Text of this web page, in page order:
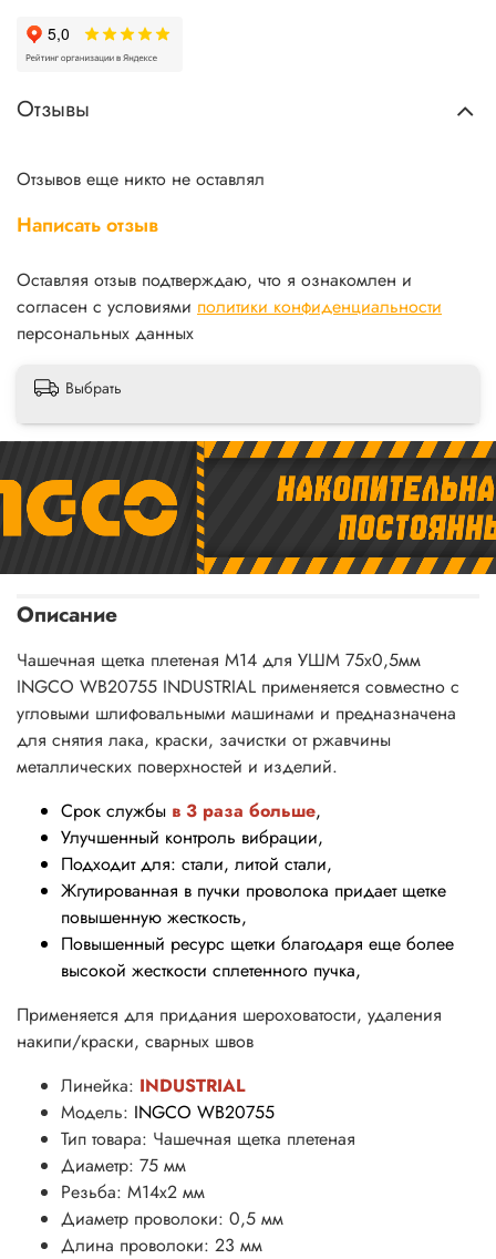
Отзывы
Отзывов еще никто не оставлял
Написать отзыв
Оставляя отзыв подтверждаю, что я ознакомлен и
согласен с условиями политики конфиденциальности
персональных данных
Выбрать
Описание
Чашечная щетка плетеная М14 для УШМ 75х0,5мм
INGCO WB20755 INDUSTRIAL применяется совместно с
угловыми шлифовальными машинами и предназначена
для снятия лака, краски, зачистки от ржавчины
металлических поверхностей и изделий.
Срок службы в 3 раза больше,
Улучшенный контроль вибрации,
Подходит для: стали, литой стали,
Жгутированная в пучки проволока придает щетке
повышенную жесткость,
Повышенный ресурс щетки благодаря еще более
высокой жесткости сплетенного пучка,
Применяется для придания шероховатости, удаления
накипи/краски, сварных швов
Линейка: INDUSTRIAL
Модель: INGCO WB20755
Тип товара: Чашечная щетка плетеная
Диаметр: 75 мм
Резьба: M14х2 мм
Диаметр проволоки: 0,5 мм
Длина проволоки: 23 мм